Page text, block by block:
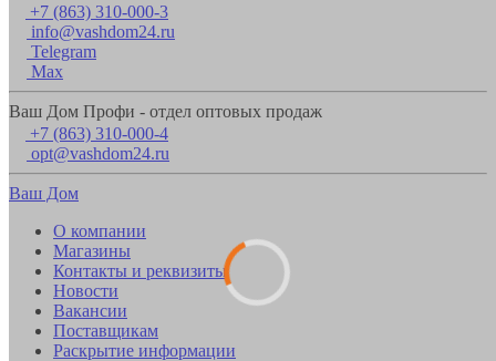
+7 (863) 310-000-3
info@vashdom24.ru
Telegram
Max
Ваш Дом Профи - отдел оптовых продаж
+7 (863) 310-000-4
opt@vashdom24.ru
Ваш Дом
О компании
Магазины
Контакты и реквизиты
Новости
Вакансии
Поставщикам
Раскрытие информации